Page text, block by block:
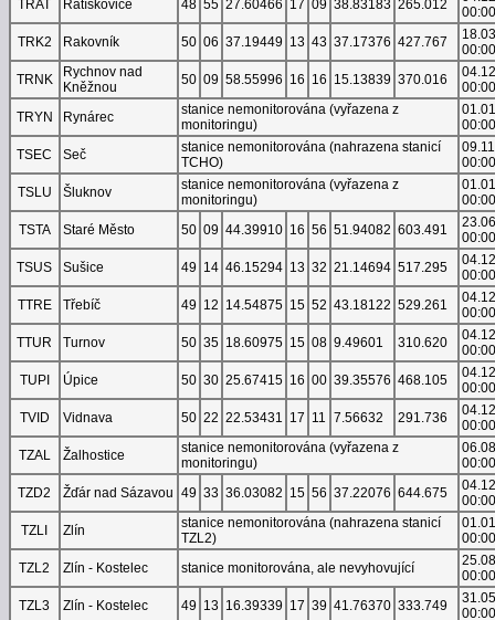
TRAT
Ratíškovice 48 55 27.60466 17 09 38.83183 265.012
00:00
TRK2
Rakovník 50 06 37.19449 13 43 37.17376 427.767
00:00
TRNK
Rychnov nad
Kněžnou
50 09 58.55996 16 16 15.13839 370.016
00:00
TRYN
Rynárec
stanice nemonitorována (vyřazena z
monitoringu)
00:00
TSEC
Seč
stanice nemonitorována (nahrazena stanicí
TCHO)
00:00
TSLU
Šluknov
stanice nemonitorována (vyřazena z
monitoringu)
00:00
TSTA
Staré Město 50 09 44.39910 16 56 51.94082 603.491
00:00
TSUS
Sušice 49 14 46.15294 13 32 21.14694 517.295
00:00
TTRE
Třebíč 49 12 14.54875 15 52 43.18122 529.261
00:00
TTUR
Turnov 50 35 18.60975 15 08 9.49601 310.620
00:00
TUPI
Úpice 50 30 25.67415 16 00 39.35576 468.105
00:00
TVID
Vidnava 50 22 22.53431 17 11 7.56632 291.736
00:00
TZAL
Žalhostice
stanice nemonitorována (vyřazena z
monitoringu)
00:00
TZD2
Žďár nad Sázavou 49 33 36.03082 15 56 37.22076 644.675
00:00
TZLI
Zlín
stanice nemonitorována (nahrazena stanicí
TZL2)
00:00
TZL2
Zlín - Kostelec stanice monitorována, ale nevyhovující
00:00
TZL3
Zlín - Kostelec 49 13 16.39339 17 39 41.76370 333.749
00:00